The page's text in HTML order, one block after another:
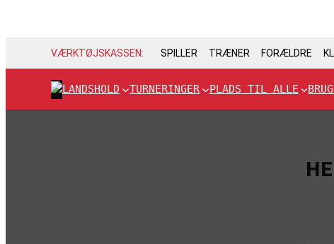
VÆRKTØJSKASSEN: SPILLER TRÆNER FORÆLDRE
LANDSHOLD TURNERINGER PLADS TIL ALLE